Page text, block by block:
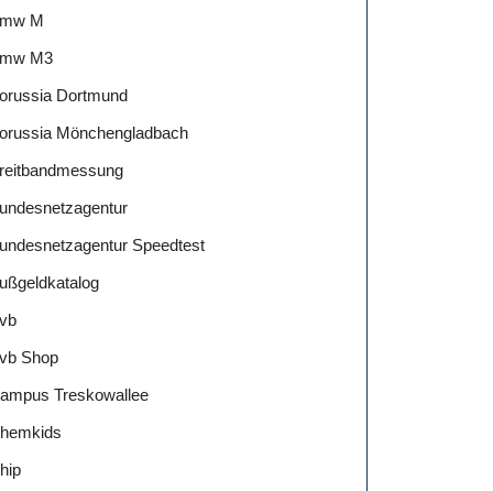
M
M3
Dortmund
Mönchengladbach
Speedtest
Shop
Treskowallee